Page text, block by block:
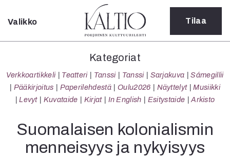
Sulje
Kategoriat
Verkkoartikkeli
Teatteri
Tanssi
Sarjakuva
Sámegillii
Pääkirjoitus
Valikko Tilaa
Kategoriat
Verkkoartikkeli Teatteri Tanssi Tanssi Sarjakuva
Sámegillii
Pääkirjoitus
Paperilehdestä Oulu2026 Näyttelyt
Musiikki
Levyt
Kuvataide Kirjat In English Esitystaide Arkisto
Suomalaisen kolonialismin
menneisyys ja nykyisyys